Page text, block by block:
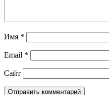
Имя *
Email *
Сайт